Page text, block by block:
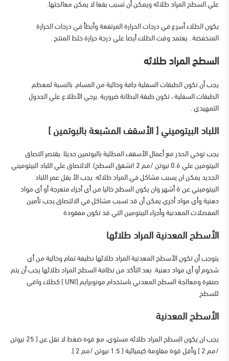
علي السطح المراد طلائه ويمكن أن تسبب بقعا لا يمكن معالجتها.
يكون الطلاء أسرع في درجات الحرارة المرتفعة وأبطأ في درجات الحرارة
المنخفضة . يعتمد وقت الطلاء أيضا علي درجة حرارة خلط المنتج .
السطح المراد طلائه
يجب أن تكون الطبقات السفلية جافة وخالية من المسام. بالنسبة لمعظم
الطبقات السفلية ، تكون طبقة البطانة ضرورية .يرجي الأطلاع علي الجدول
التمهيدي .
اللباد البيتوميني [ الأسقف المشبعة بالبوتمين ]
يجب توخي الحذر مع أعمال الأسقف المطلية بالبوتمين حديثا .يقتصر التصاق
البيتومين علي 0.6 نيوتن /مم 2 )تشقق السطح). الالتصاق علي اللباد البيتوميني
الجديد يمكن ان يسبب مشاكل في المراد طلائه. يجب الأ يقل عمر اللباد
البيتوميني عن 6 أشهر وان يكون السطح خاليا من أي أجزاء متعرجة أو أي مواد
دهنية وأي مواد أخري يمكن أن قد تسبب مشاكل في الالتصاق.يجب تأمين
المفصلات المعدنية وأجزاء البيتومين التي قد تكون مفقودة
الأسطح المعدنية المراد طلائها
يتوجب أن تكون الأسطح المعدنية المراد طلائها نظيفة تمام وخالية من أي
شحوم أو أي مواد دهنية. بعد التأكد من نظافة السطح المراد طلائها يجب أن يتم
صنفرة ومعالجة السطح المعدني باستخدام مونوبرايم [UNI ] كطلاء واقي
للسطح
الأسطح المعدنية
يجب ان يكون السطح المراد طلائه مستوي، مع قوة ضغط لا تقل عن [ 25 نيوتن
/مم 2 ] وأقل قوة مقاومة كيميائية [ 1.5 نيوتن /مم 2 ].